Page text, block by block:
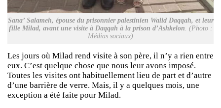
Sana’ Salameh, épouse du prisonnier palestinien Walid Daqqah, et leur
fille Milad, avant une visite à Daqqah à la prison d’Ashkelon. (Photo :
Médias sociaux)
Les jours où Milad rend visite à son père, il n’y a rien entre
eux. C’est quelque chose que nous leur avons imposé.
Toutes les visites ont habituellement lieu de part et d’autre
d’une barrière de verre. Mais, il y a quelques mois, une
exception a été faite pour Milad.